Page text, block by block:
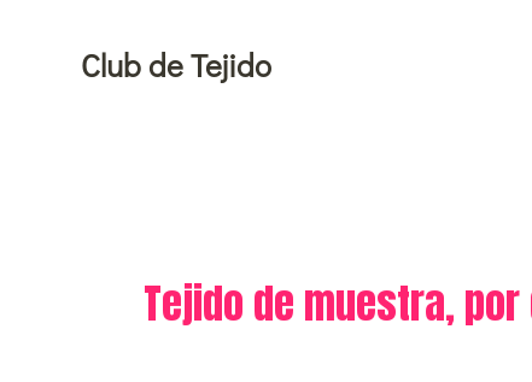
Club de Tejido
Tejido de muestra,